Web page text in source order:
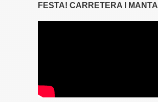
FESTA! CARRETERA I MANTA